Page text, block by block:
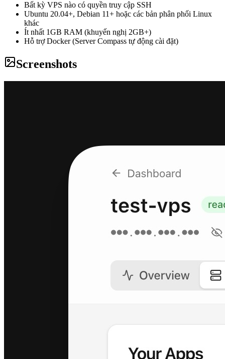
Bất kỳ VPS nào có quyền truy cập SSH
Ubuntu 20.04+, Debian 11+ hoặc các bản phân phối Linux
khác
Ít nhất 1GB RAM (khuyến nghị 2GB+)
Hỗ trợ Docker (Server Compass tự động cài đặt)
Screenshots